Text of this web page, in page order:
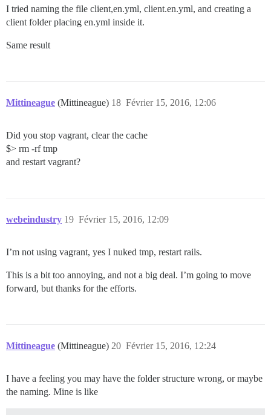
I tried naming the file client,en.yml, client.en.yml, and creating a
client folder placing en.yml inside it.
Same result
Mittineague (Mittineague) Février 15, 2016, 12:06
18
Did you stop vagrant, clear the cache
$> rm -rf tmp
and restart vagrant?
webeindustry Février 15, 2016, 12:09
19
I’m not using vagrant, yes I nuked tmp, restart rails.
This is a bit too annoying, and not a big deal. I’m going to move
forward, but thanks for the efforts.
Mittineague (Mittineague) Février 15, 2016, 12:24
20
I have a feeling you may have the folder structure wrong, or maybe
the naming. Mine is like